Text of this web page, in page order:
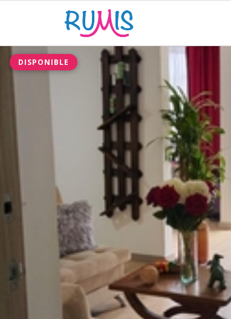
DISPONIBLE